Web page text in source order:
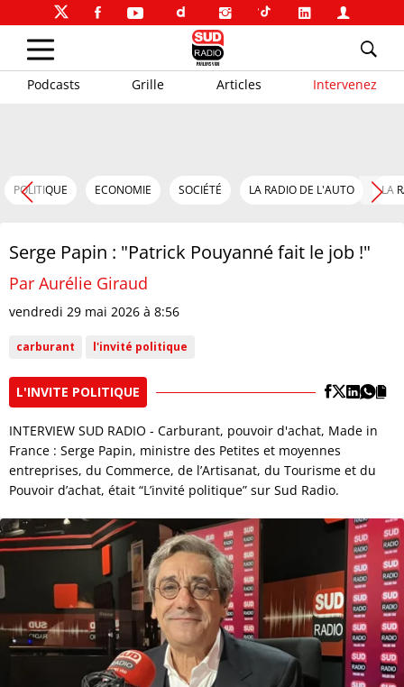
Podcasts Grille Articles Intervenez
POLITIQUE ECONOMIE SOCIÉTÉ LA RADIO DE L'AUTO LA
Serge Papin : "Patrick Pouyanné fait le job !"
Par Aurélie Giraud
vendredi 29 mai 2026 à 8:56
carburant l'invité politique
L'INVITE POLITIQUE
INTERVIEW SUD RADIO - Carburant, pouvoir d'achat, Made in
France : Serge Papin, ministre des Petites et moyennes
entreprises, du Commerce, de l’Artisanat, du Tourisme et du
Pouvoir d’achat, était “L’invité politique” sur Sud Radio.